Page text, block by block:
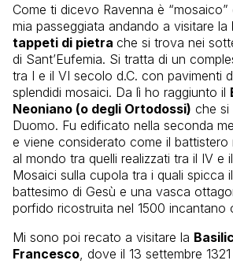
Come ti dicevo Ravenna è
mia passeggiata andando a visitare la
tappeti di pietra che si trova nei
di Sant’Eufemia. Si tratta di un
tra I e il VI secolo d.C. con pavimenti
splendidi mosaici. Da lì ho raggiunto il
Neoniano (o degli Ortodossi) che si
Duomo. Fu edificato nella seconda
e viene considerato come il
al mondo tra quelli realizzati tra il IV e
Mosaici sulla cupola tra i quali spicca
battesimo di Gesù e una vasca
porfido ricostruita nel 1500 incantano
Mi sono poi recato a visitare la
Francesco , dove il 13 settembre